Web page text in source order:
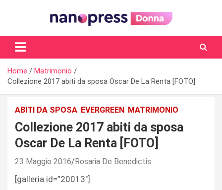
Il magazine femminile di Nanopress.it
Home
Matrimonio
Collezione 2017 abiti da sposa Oscar De La Renta [FOTO]
ABITI DA SPOSA EVERGREEN MATRIMONIO
Collezione 2017 abiti da sposa
Oscar De La Renta [FOTO]
23 Maggio 2016 Rosaria De Benedictis
[galleria id=”20013″]